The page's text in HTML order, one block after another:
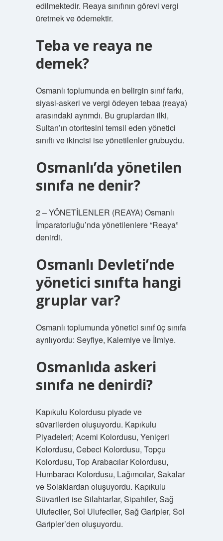
edilmektedir. Reaya sınıfının görevi vergi
üretmek ve ödemektir.
Teba ve reaya ne
demek?
Osmanlı toplumunda en belirgin sınıf farkı,
siyasi-askeri ve vergi ödeyen tebaa (reaya)
arasındaki ayrımdı. Bu gruplardan ilki,
Sultan’ın otoritesini temsil eden yönetici
sınıftı ve ikincisi ise yönetilenler grubuydu.
Osmanlı’da yönetilen
sınıfa ne denir?
2 – YÖNETİLENLER (REAYA) Osmanlı
İmparatorluğu’nda yönetilenlere “Reaya”
denirdi.
Osmanlı Devleti’nde
yönetici sınıfta hangi
gruplar var?
Osmanlı toplumunda yönetici sınıf üç sınıfa
ayrılıyordu: Seyfiye, Kalemiye ve İlmiye.
Osmanlıda askeri
sınıfa ne denirdi?
Kapıkulu Kolordusu piyade ve
süvarilerden oluşuyordu. Kapıkulu
Piyadeleri; Acemi Kolordusu, Yeniçeri
Kolordusu, Cebeci Kolordusu, Topçu
Kolordusu, Top Arabacılar Kolordusu,
Humbaracı Kolordusu, Lağımcılar, Sakalar
ve Solaklardan oluşuyordu. Kapıkulu
Süvarileri ise Silahtarlar, Sipahiler, Sağ
Ulufeciler, Sol Ulufeciler, Sağ Garipler, Sol
Garipler’den oluşuyordu.